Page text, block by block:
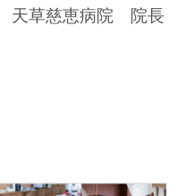
天草慈恵病院 院長